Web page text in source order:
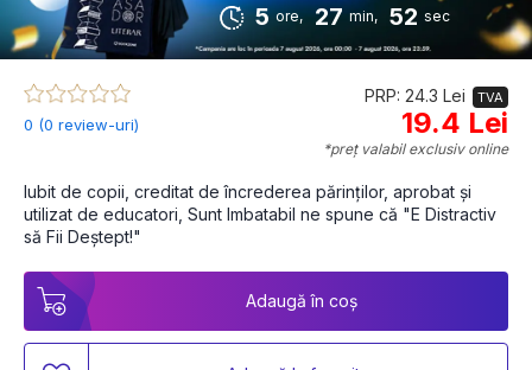
5 ore, 27 min, 52 sec
0 (0 review-uri)
PRP: 24.3 Lei TVA
19.4 Lei
*preț valabil exclusiv online
Iubit de copii, creditat de încrederea părinților, aprobat și
utilizat de educatori, Sunt Imbatabil ne spune că "E Distractiv
să Fii Deștept!"
Adaugă în coș